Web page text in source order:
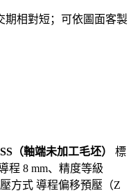
期相對短；可依圖面客製
（軸端未加工毛坯）
標
程 8 mm、精度等級
方式 導程偏移預壓（Z